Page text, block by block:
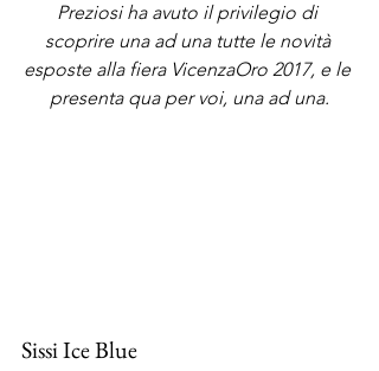
Preziosi ha avuto il privilegio di
scoprire una ad una tutte le novità
esposte alla fiera VicenzaOro 2017, e le
presenta qua per voi, una ad una.
Sissi Ice Blue